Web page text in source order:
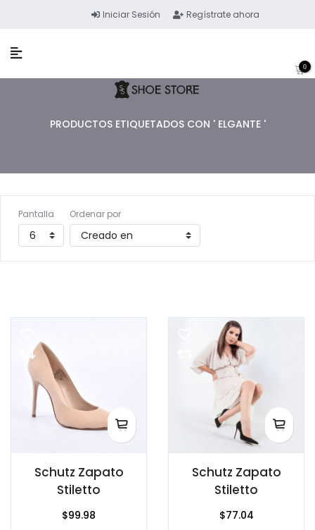
Iniciar Sesión Regístrate ahora
0
PRODUCTOS ETIQUETADOS CON ' ELGANTE '
Pantalla Ordenar por
Schutz Zapato
Stiletto
$99.98
Schutz Zapato
Stiletto
$77.04